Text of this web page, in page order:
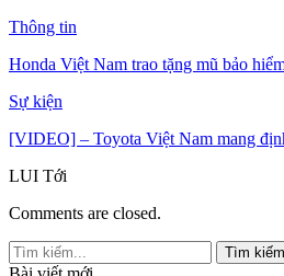
Thông tin
Honda Việt Nam trao tặng mũ bảo
Sự kiện
[VIDEO] – Toyota Việt Nam mang
LUI Tới
Comments are closed.